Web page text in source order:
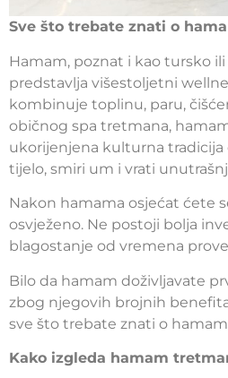
Sve što trebate znati o
Hamam, poznat i kao tursko
predstavlja višestoljetni
kombinuje toplinu, paru,
običnog spa tretmana,
ukorijenjena kulturna tradicija
tijelo, smiri um i vrati
Nakon hamama osjećat ćete
osvježeno. Ne postoji bolja
blagostanje od vremena
Bilo da hamam doživljavate
zbog njegovih brojnih
sve što trebate znati o
Kako izgleda hamam